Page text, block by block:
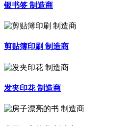
银书签 制造商
剪贴簿印刷 制造商
发夹印花 制造商